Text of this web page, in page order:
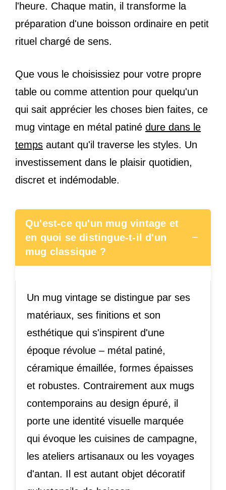
l'heure. Chaque matin, il transforme la
préparation d'une boisson ordinaire en petit
rituel chargé de sens.
Que vous le choisissiez pour votre propre
table ou comme attention pour quelqu'un
qui sait apprécier les choses bien faites, ce
mug vintage en métal patiné dure dans le
temps autant qu'il traverse les styles. Un
investissement dans le plaisir quotidien,
discret et indémodable.
Qu'est-ce qu'un mug vintage et
en quoi se distingue-t-il d'un
mug classique ?
−
Un mug vintage se distingue par ses
matériaux, ses finitions et son
esthétique qui s'inspirent d'une
époque révolue – métal patiné,
céramique émaillée, formes épaisses
et robustes. Contrairement aux mugs
contemporains au design épuré, il
porte une identité visuelle marquée
qui évoque les cuisines de campagne,
les ateliers artisanaux ou les voyages
d'antan. Il est autant objet décoratif